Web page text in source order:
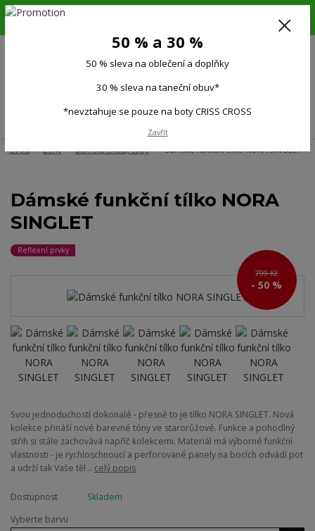
6.-16.8.26. DOVOLENÁ !!! 50 % SLEVA na všechno oblečení a doplňky !!!
(Po-Pá 9:00-15.00)
Úvod Ženy Dámská trička, topy Dámské funkční tílko NORA SINGLET
Dámské funkční tílko NORA
SINGLET
Reflexní prvky
799 Kč
- 50 %
Svou jednoduchostí dokonalé - přesně to je tílko NORA SINGLET. Nová
kolekce přináší nové barevné tóny ve starorůžové. Funkce a pohodlný
střih si stále zachovává napříč kolekcemi. Materiál má výborné funkční
vlastnosti - je rychloschnoucí a perforované panely na bocích odvádí pot
a udrží tak Vaše těl... celý popis
Dostupnost
Skladem
Vyberte barvu
50 % a 30 %
50 % sleva na oblečení a doplňky
30 % sleva na taneční obuv*
*nevztahuje se pouze na boty CRISS CROSS
Zavřít